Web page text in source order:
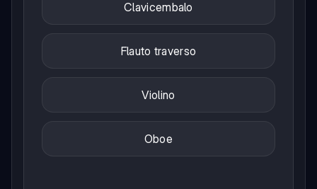
Clavicembalo
Flauto traverso
Violino
Oboe